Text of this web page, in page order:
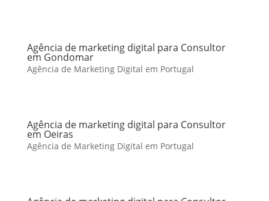
Agência de marketing digital para Consultor
em Gondomar
Agência de Marketing Digital em Portugal
Agência de marketing digital para Consultor
em Oeiras
Agência de Marketing Digital em Portugal